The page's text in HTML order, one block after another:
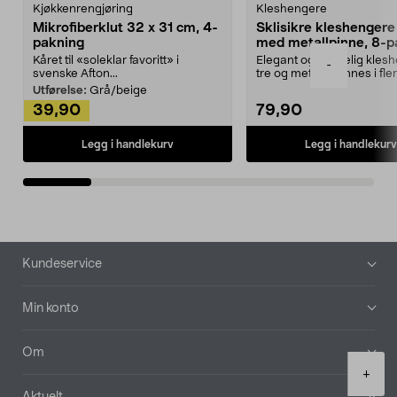
-
+
Kjøkkenrengjøring
Mikrofiberklut 32 x 31 cm, 4-
pakning
Kåret til «soleklar favoritt» i
svenske Afton...
Utførelse: Grå/beige
39,90
Legg i handlekurv
Kleshengere
Sklisikre
med metallpinne, 8-
Elegant og skikkelig
tre og metall – finnes i
79,90
Legg i handlekurv
Bunntekst
Kundeservice
Min konto
Om